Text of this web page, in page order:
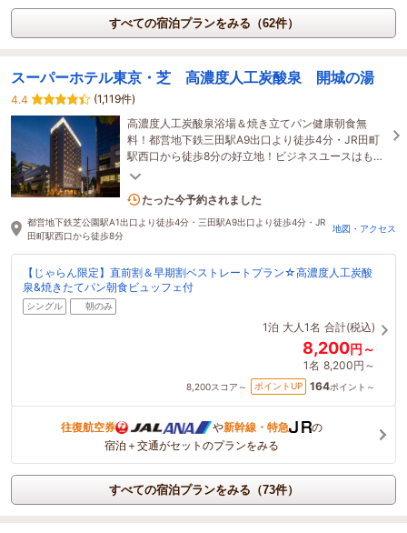
すべての宿泊プランをみる（62件）
スーパーホテル東京・芝 高濃度人工炭酸泉 開城の湯
4.4
(1,119件)
高濃度人工炭酸泉浴場＆焼き立てパン健康朝食無
料！都営地下鉄三田駅A9出口より徒歩4分・JR田町
駅西口から徒歩8分の好立地！ビジネスユースはもち
ろん観光の拠点としても大変便利！
6名がこの宿を見ています
たった今予約されました
都営地下鉄芝公園駅A1出口より徒歩4分・三田駅A9出口より徒歩4分・JR
田町駅西口から徒歩8分
地図・アクセス
【じゃらん限定】直前割＆早期割ベストレートプラン☆高濃度人工炭酸
泉&焼きたてパン朝食ビュッフェ付
シングル 朝のみ
1泊 大人1名 合計(税込)
8,200円～
1名 8,200円～
8,200スコア～ ポイントUP 164ポイント～
往復航空券 や新幹線・特急
の
宿泊＋交通がセットのプランをみる
すべての宿泊プランをみる（73件）